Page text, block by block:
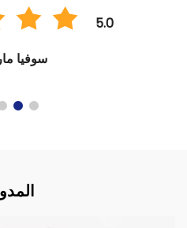
5.0
سوفيا